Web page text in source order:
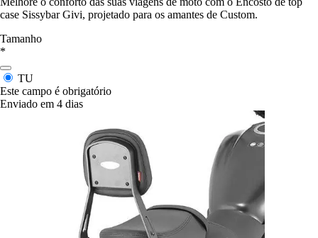
case Sissybar Givi, projetado para os amantes de Custom.
Tamanho
*
TU
Este campo é obrigatório
Enviado em 4 dias